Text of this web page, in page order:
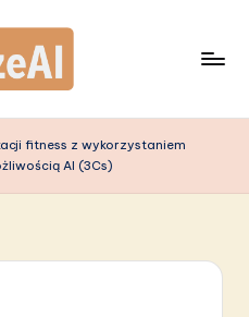
fitness z wykorzystaniem
AI (3Cs)